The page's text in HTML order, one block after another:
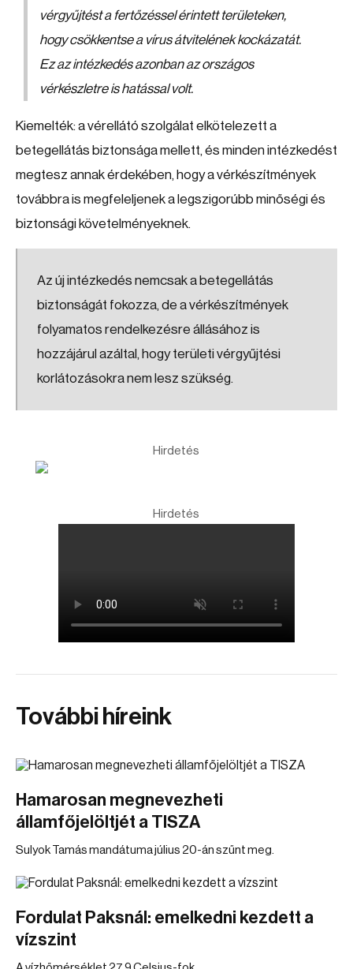
vérgyűjtést a fertőzéssel érintett területeken,
hogy csökkentse a vírus átvitelének kockázatát.
Ez az intézkedés azonban az országos
vérkészletre is hatással volt.
Kiemelték: a vérellátó szolgálat elkötelezett a
betegellátás biztonsága mellett, és minden intézkedést
megtesz annak érdekében, hogy a vérkészítmények
továbbra is megfeleljenek a legszigorúbb minőségi és
biztonsági követelményeknek.
Az új intézkedés nemcsak a betegellátás
biztonságát fokozza, de a vérkészítmények
folyamatos rendelkezésre állásához is
hozzájárul azáltal, hogy területi vérgyűjtési
korlátozásokra nem lesz szükség.
Hirdetés
Hirdetés
További híreink
Hamarosan megnevezheti
államfőjelöltjét a TISZA
Sulyok Tamás mandátuma július 20-án szűnt meg.
Fordulat Paksnál: emelkedni kezdett a
vízszint